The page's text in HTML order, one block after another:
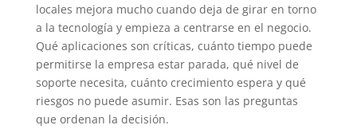
locales mejora mucho cuando deja de girar en torno
a la tecnología y empieza a centrarse en el negocio.
Qué aplicaciones son críticas, cuánto tiempo puede
permitirse la empresa estar parada, qué nivel de
soporte necesita, cuánto crecimiento espera y qué
riesgos no puede asumir. Esas son las preguntas
que ordenan la decisión.